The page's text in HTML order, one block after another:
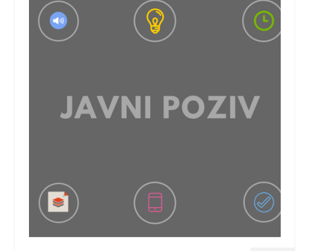
Program energetske efikasnosti u stambenom
sektoru